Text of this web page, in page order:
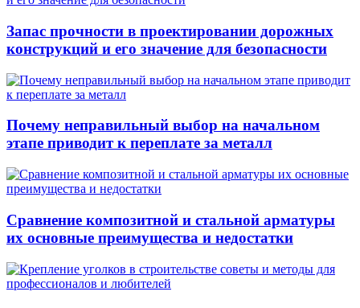
Запас прочности в проектировании дорожных
конструкций и его значение для безопасности
Почему неправильный выбор на начальном
этапе приводит к переплате за металл
Сравнение композитной и стальной арматуры
их основные преимущества и недостатки